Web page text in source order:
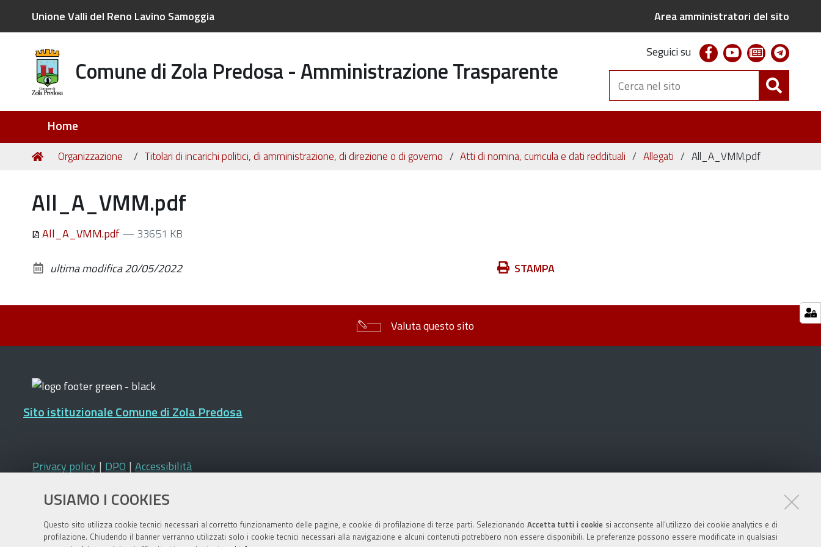
USIAMO I COOKIES
Questo sito utilizza cookie tecnici necessari al corretto funzionamento delle pagine, e cookie di profilazione di terze parti. Selezionando Accetta tutti i cookiesi acconsente all’utilizzo dei cookie analytics e di
profilazione. Chiudendo il banner verranno utilizzati solo i cookie tecnici necessari alla navigazione e alcuni contenuti potrebbero non essere disponibili. Le preferenze possono essere modificate in qualsiasi
Unione Valli del Reno Lavino Samoggia Area amministratori del sito
Comune di Zola Predosa - Amministrazione Trasparente
Seguici su facebookyoutubenewsletter
Cerca
nel
sito
Home
Tu
Home
Organizzazione Titolari di incarichi politici, di amministrazione, di direzione o di governo Atti di nomina, curricula e dati reddituali Allegati All_A_VMM.pdf
All_A_VMM.pdf
All_A_VMM.pdf— 33651 KB
Azioni STAMPA
ultima modifica20/05/2022
Valuta questo sito
Sito istituzionale Comune di Zola Predosa
Privacy policy | DPO | Accessibilità